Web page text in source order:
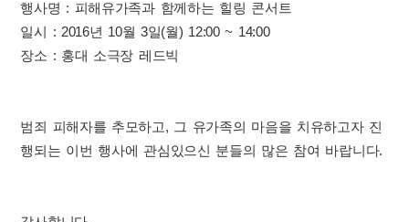
행사명 : 피해유가족과 함께하는 힐링 콘서트
일시 : 2016년 10월 3일(월) 12:00 ~ 14:00
장소 : 홍대 소극장 레드빅
범죄 피해자를 추모하고, 그 유가족의 마음을 치유하고자 진
행되는 이번 행사에 관심있으신 분들의 많은 참여 바랍니다.